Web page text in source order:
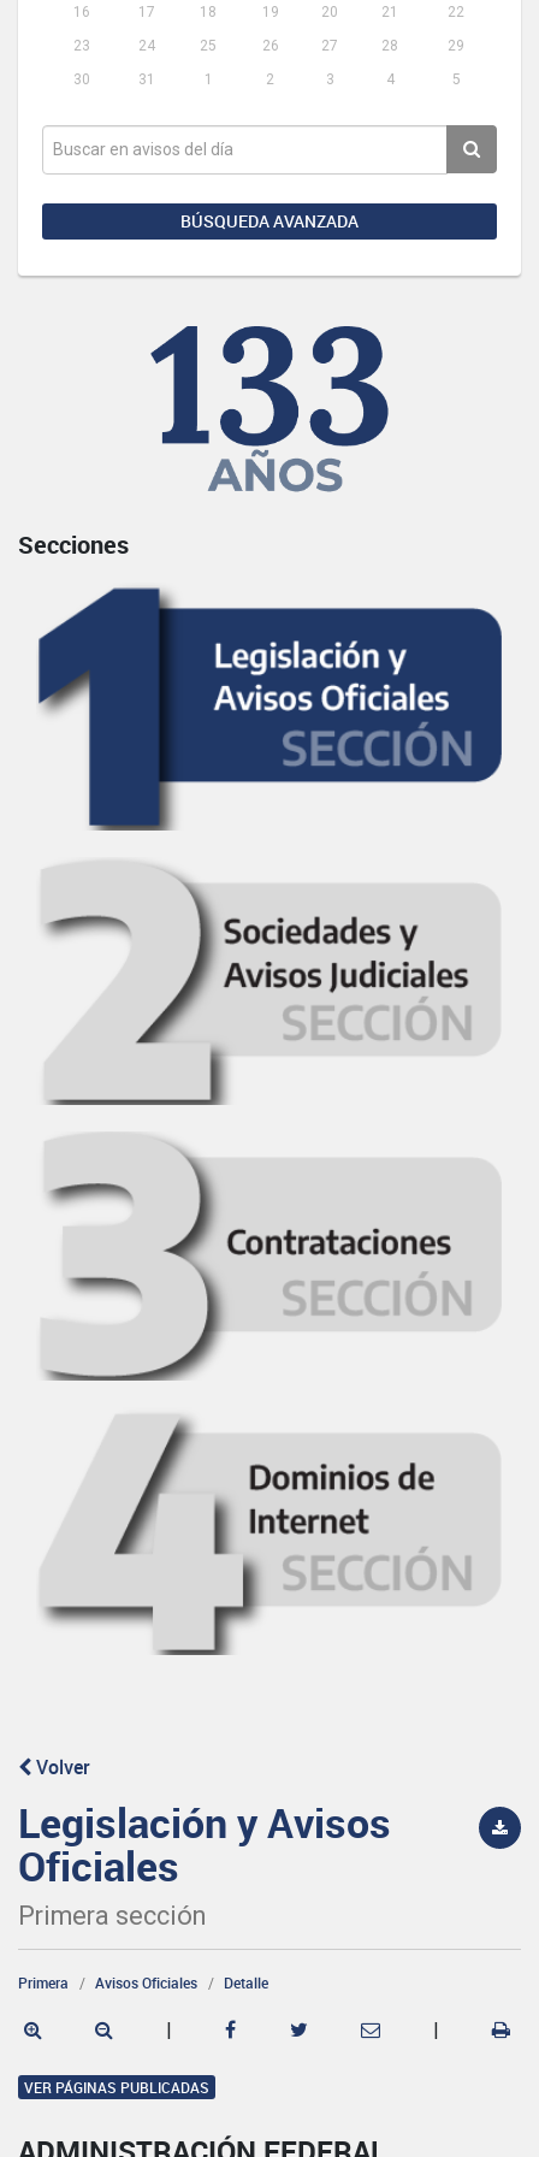
16
17 18 19 20 21
22
23
24 25 26 27 28
29
30
31 1 2 3 4 5
BÚSQUEDA AVANZADA
Secciones
Volver
Legislación y Avisos
Oficiales
Primera sección
Primera Avisos Oficiales Detalle
| |
VER PÁGINAS PUBLICADAS